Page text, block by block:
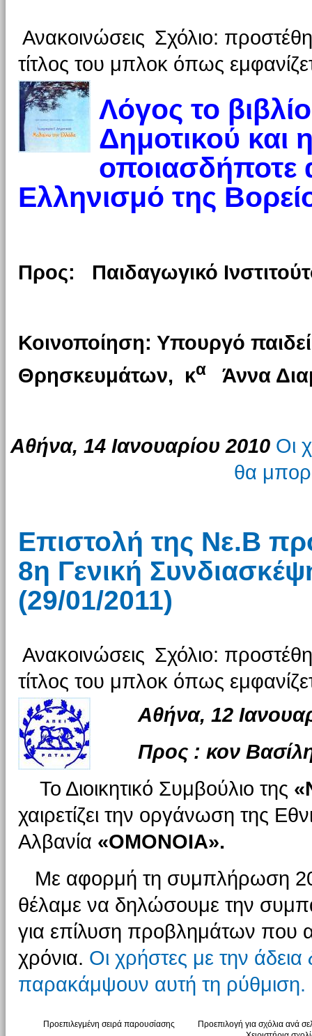
Ανακοινώσεις Σχόλιο:
τίτλος του μπλοκ όπως
Λόγος το
Δημοτικού και
οποιασδήποτε
Ελληνισμό της
Προς: Παιδαγωγικό
Κοινοποίηση: Υπουργό
Θρησκευμάτων, κα Άννα
Αθήνα, 14 Ιανουαρίου 2010 Οι
θα
Επιστολή της Νε.Β
8η Γενική
(29/01/2011)
Ανακοινώσεις Σχόλιο:
τίτλος του μπλοκ όπως
Αθήνα, 12
Προς : κον
Το Διοικητικό Συμβούλιο της
χαιρετίζει την οργάνωση της
Αλβανία «ΟΜΟΝΟΙΑ».
Με αφορμή τη συμπλήρωση 20
θέλαμε να δηλώσουμε την
για επίλυση προβλημάτων που
χρόνια. Οι χρήστες με την άδεια
παρακάμψουν αυτή τη ρύθμιση.
Προεπιλεγμένη σειρά παρουσίασης
Προεπιλογή για σχόλια ανά